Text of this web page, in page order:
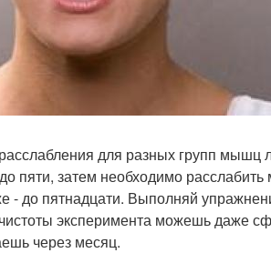
для разных групп мышц
пяти, затем необходимо
- до пятнадцати. Выполняй
эксперимента можешь даже
через месяц.